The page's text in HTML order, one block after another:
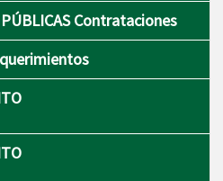
PÚBLICAS Contrataciones